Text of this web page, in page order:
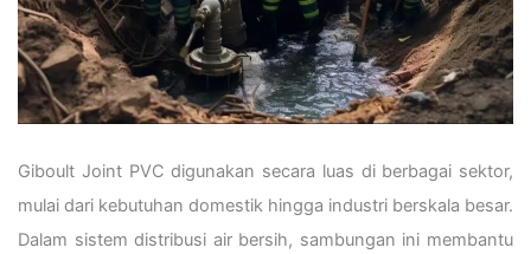
Giboult Joint PVC digunakan secara luas di berbagai sektor,
mulai dari kebutuhan domestik hingga industri berskala besar.
Dalam sistem distribusi air bersih, sambungan ini membantu